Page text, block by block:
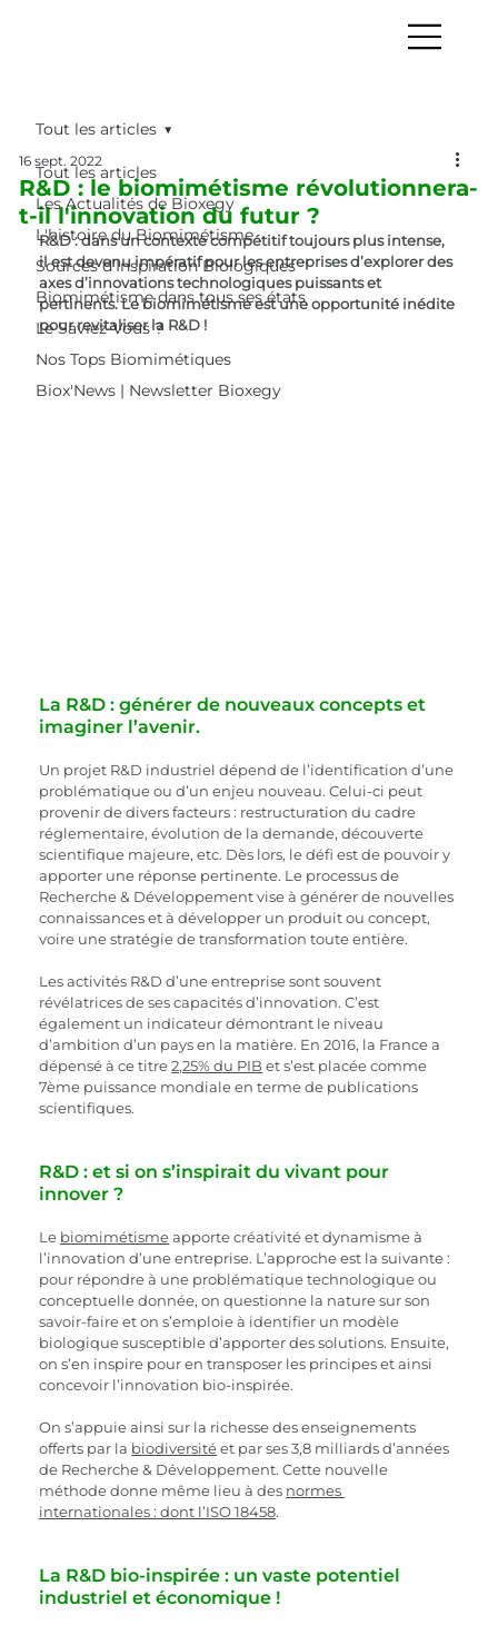
Tout les articles
Les Actualités de Bioxegy
L'histoire du Biomimétisme
Sources d’Inspiration Biologiques
Biomimétisme dans tous ses états
Le Saviez-Vous ?
Nos Tops Biomimétiques
Biox'News | Newsletter Bioxegy
Tout les articles
R&D : le biomimétisme révolutionnera-
t-il l'innovation du futur ?
16 sept. 2022
R&D : dans un contexte compétitif toujours plus intense,
il est devenu impératif pour les entreprises d’explorer des
axes d’innovations technologiques puissants et
pertinents. Le biomimétisme est une opportunité inédite
pour revitaliser la R&D !
La R&D : générer de nouveaux concepts et
imaginer l’avenir.
Un projet R&D industriel dépend de l’identification d’une
problématique ou d’un enjeu nouveau. Celui-ci peut
provenir de divers facteurs : restructuration du cadre
réglementaire, évolution de la demande, découverte
scientifique majeure, etc. Dès lors, le défi est de pouvoir y
apporter une réponse pertinente. Le processus de
Recherche & Développement vise à générer de nouvelles
connaissances et à développer un produit ou concept,
voire une stratégie de transformation toute entière.
Les activités R&D d’une entreprise sont souvent
révélatrices de ses capacités d’innovation. C’est
également un indicateur démontrant le niveau
d’ambition d’un pays en la matière. En 2016, la France a
dépensé à ce titre 2,25% du PIB et s’est placée comme
7ème puissance mondiale en terme de publications
scientifiques.
R&D : et si on s’inspirait du vivant pour
innover ?
Le biomimétisme apporte créativité et dynamisme à
l’innovation d’une entreprise. L’approche est la suivante :
pour répondre à une problématique technologique ou
conceptuelle donnée, on questionne la nature sur son
savoir-faire et on s’emploie à identifier un modèle
biologique susceptible d’apporter des solutions. Ensuite,
on s’en inspire pour en transposer les principes et ainsi
concevoir l’innovation bio-inspirée.
On s’appuie ainsi sur la richesse des enseignements
offerts par la biodiversité et par ses 3,8 milliards d’années
de Recherche & Développement. Cette nouvelle
méthode donne même lieu à des normes
internationales : dont l’ISO 18458.
La R&D bio-inspirée : un vaste potentiel
industriel et économique !